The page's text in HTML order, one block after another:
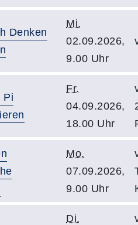
Denken
Mi.
02.09.2026,
9.00 Uhr
Pi
Fr.
04.09.2026,
18.00 Uhr
Mo.
07.09.2026,
9.00 Uhr
Di.